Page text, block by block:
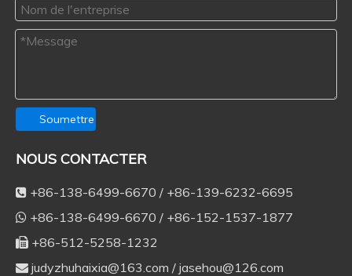
Soumettre
NOUS CONTACTER
 +86-138-6499-6670 / +86-139-6232-6695
 +86-138-6499-6670 / +86-152-1537-1877
 +86-512-5258-1232
 judyzhuhaixia@163.com / jasehou@126.com